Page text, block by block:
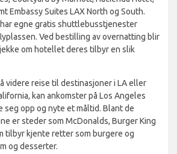
Embassy Suites LAX North og South.
egne gratis shuttlebusstjenester
Ved bestilling av overnatting blir
om hotellet deres tilbyr en slik
videre reise til destinasjoner i LA eller
kan ankomster på Los Angeles
seg opp og nyte et måltid. Blant de
er steder som McDonalds, Burger King
tilbyr kjente retter som burgere og
og desserter.